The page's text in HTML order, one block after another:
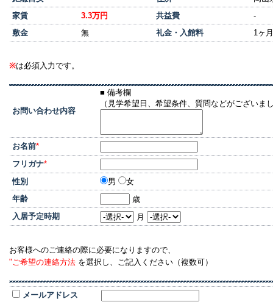
家賃
3.3万円 共益費
-
敷金
無 礼金・入館料 1ヶ月
※は必須入力です。
お問い合わせ内容
■ 備考欄
（見学希望日、希望条件、質問などがございま
お名前*
フリガナ*
性別
男
女
年齢
歳
入居予定時期
月
お客様へのご連絡の際に必要になりますので、
"ご希望の連絡方法 を選択し、ご記入ください（複数可）
メールアドレス